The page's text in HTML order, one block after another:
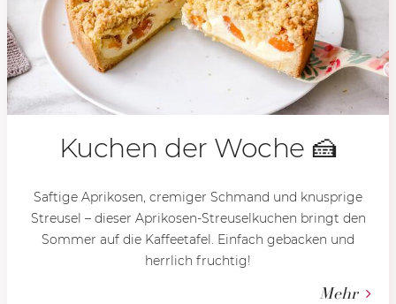
Kuchen der Woche 🍰
Saftige Aprikosen, cremiger Schmand und knusprige
Streusel – dieser Aprikosen-Streuselkuchen bringt den
Sommer auf die Kaffeetafel. Einfach gebacken und
herrlich fruchtig!
Mehr